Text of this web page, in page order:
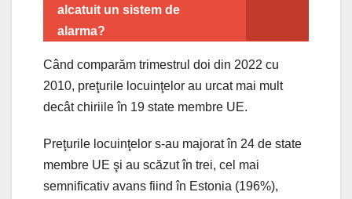
alcatuit un sistem de
alarma?
Când comparăm trimestrul doi din 2022 cu
2010, preţurile locuinţelor au urcat mai mult
decât chiriile în 19 state membre UE.
Preţurile locuinţelor s-au majorat în 24 de state
membre UE şi au scăzut în trei, cel mai
semnificativ avans fiind în Estonia (196%),